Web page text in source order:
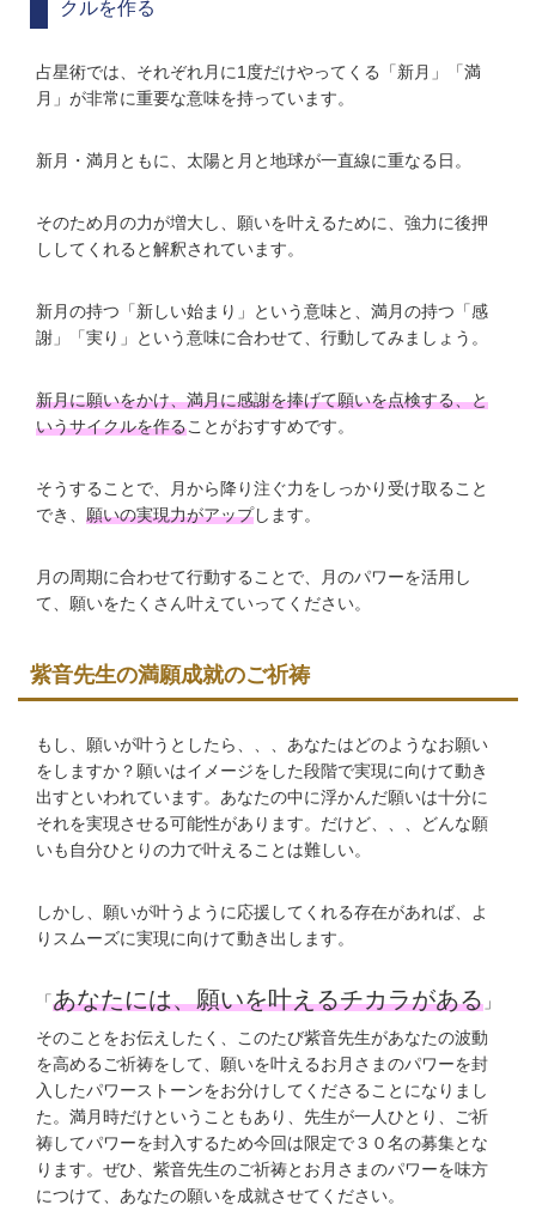
クルを作る
占星術では、それぞれ月に1度だけやってくる「新月」「満
月」が非常に重要な意味を持っています。
新月・満月ともに、太陽と月と地球が一直線に重なる日。
そのため月の力が増大し、願いを叶えるために、強力に後押
ししてくれると解釈されています。
新月の持つ「新しい始まり」という意味と、満月の持つ「感
謝」「実り」という意味に合わせて、行動してみましょう。
新月に願いをかけ、満月に感謝を捧げて願いを点検する、と
いうサイクルを作ることがおすすめです。
そうすることで、月から降り注ぐ力をしっかり受け取ること
でき、 願いの実現力がアップします。
月の周期に合わせて行動することで、月のパワーを活用し
て、願いをたくさん叶えていってください。
紫音先生の満願成就のご祈祷
もし、願いが叶うとしたら、、、あなたはどのようなお願い
をしますか？願いはイメージをした段階で実現に向けて動き
出すといわれています。あなたの中に浮かんだ願いは十分に
それを実現させる可能性があります。だけど、、、どんな願
いも自分ひとりの力で叶えることは難しい。
しかし、願いが叶うように応援してくれる存在があれば、よ
りスムーズに実現に向けて動き出します。
「あなたには、願いを叶えるチカラがある 」
そのことをお伝えしたく、このたび紫音先生があなたの波動
を高めるご祈祷をして、願いを叶えるお月さまのパワーを封
入したパワーストーンをお分けしてくださることになりまし
た。満月時だけということもあり、先生が一人ひとり、ご祈
祷してパワーを封入するため今回は限定で３０名の募集とな
ります。ぜひ、紫音先生のご祈祷とお月さまのパワーを味方
につけて、あなたの願いを成就させてください。